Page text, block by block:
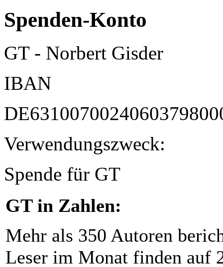
Spenden-Konto
GT - Norbert Gisder
IBAN
Verwendungszweck:
Spende für GT
GT in Zahlen:
Mehr als 350 Autoren
Leser im Monat finden auf